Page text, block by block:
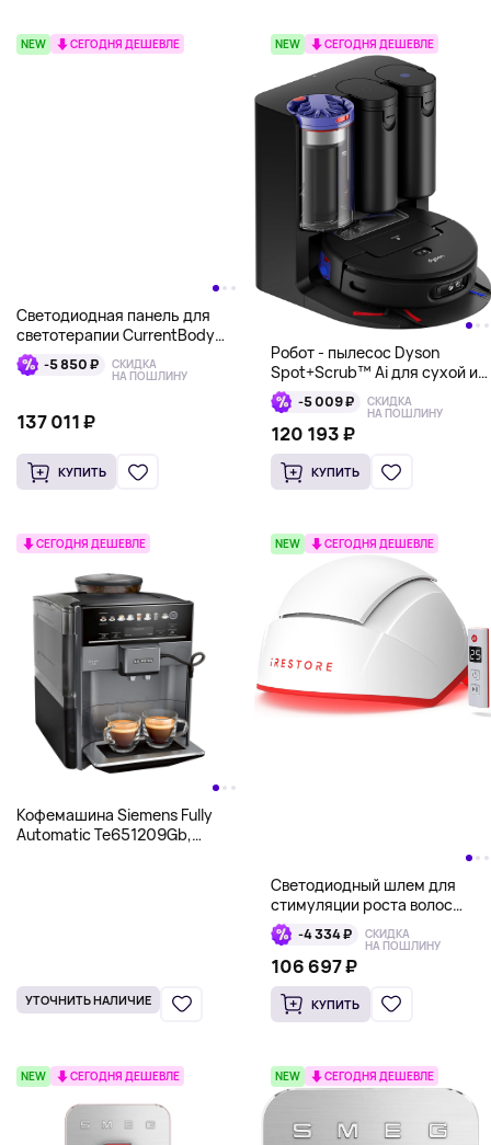
NEW СЕГОДНЯ ДЕШЕВЛЕ
Светодиодная панель для
светотерапии CurrentBody
Skin -5 850 ₽ СКИДКА
НА ПОШЛИНУ
137 011 ₽
КУПИТЬ
NEW СЕГОДНЯ ДЕШЕВЛЕ
Робот - пылесос Dyson
Spot+Scrub™ Ai для сухой и
влажной уборки, черный
-5 009 ₽ СКИДКА
НА ПОШЛИНУ
120 193 ₽
КУПИТЬ
СЕГОДНЯ ДЕШЕВЛЕ
Кофемашина Siemens Fully
Automatic Te651209Gb,
УТОЧНИТЬ НАЛИЧИЕ
NEW СЕГОДНЯ ДЕШЕВЛЕ
Светодиодный шлем для
стимуляции роста волос
iRestore Professional 282,
белый-4 334 ₽ СКИДКА
НА ПОШЛИНУ
106 697 ₽
КУПИТЬ
NEW СЕГОДНЯ ДЕШЕВЛЕ NEW СЕГОДНЯ ДЕШЕВЛЕ